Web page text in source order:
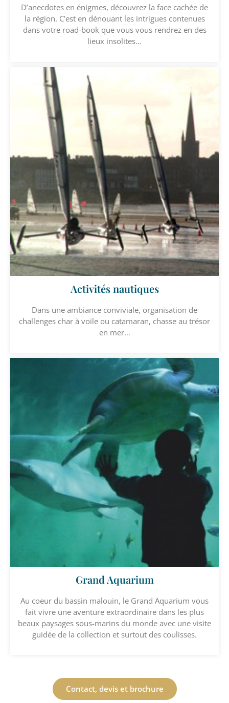
D’anecdotes en énigmes, découvrez la face cachée de
la région. C’est en dénouant les intrigues contenues
dans votre road-book que vous vous rendrez en des
lieux insolites…
Activités nautiques
Dans une ambiance conviviale, organisation de
challenges char à voile ou catamaran, chasse au trésor
en mer…
Grand Aquarium
Au coeur du bassin malouin, le Grand Aquarium vous
fait vivre une aventure extraordinaire dans les plus
beaux paysages sous-marins du monde avec une visite
guidée de la collection et surtout des coulisses.
Contact, devis et brochure